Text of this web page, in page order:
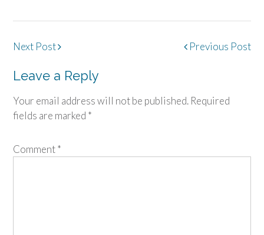
Post
Previous Post
Next Post
Leave a Reply
Your email address will not be published. Required
fields are marked *
Comment*